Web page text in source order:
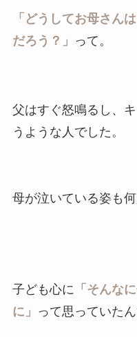
「どうしてお母さん
だろう？」 って。
父はすぐ怒鳴るし、
うような人でした。
母が泣いている姿も何
子ども心に 「そんな
に」 って思っていたん